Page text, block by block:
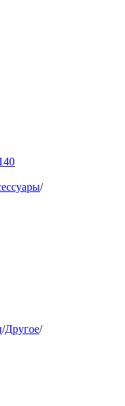
/
/Другое/